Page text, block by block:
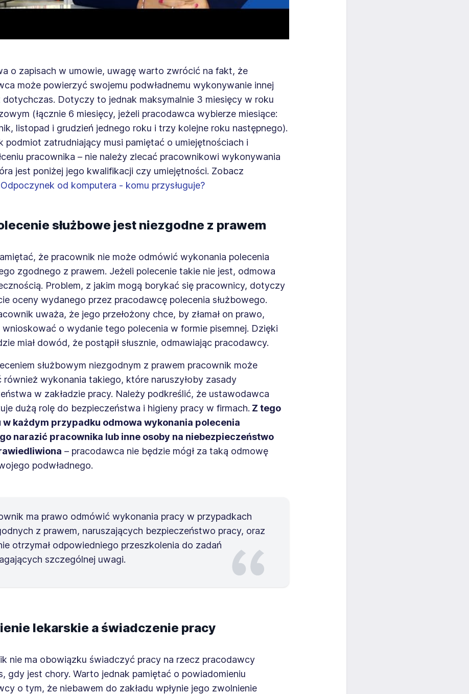
o zapisach w umowie, uwagę warto zwrócić na fakt, że
może powierzyć swojemu podwładnemu wykonywanie innej
dotychczas. Dotyczy to jednak maksymalnie 3 miesięcy w roku
(łącznie 6 miesięcy, jeżeli pracodawca wybierze miesiące:
listopad i grudzień jednego roku i trzy kolejne roku następnego).
podmiot zatrudniający musi pamiętać o umiejętnościach i
pracownika – nie należy zlecać pracownikowi wykonywania
jest poniżej jego kwalifikacji czy umiejętności. Zobacz
Odpoczynek od komputera - komu przysługuje?
służbowe jest niezgodne z prawem
że pracownik nie może odmówić wykonania polecenia
zgodnego z prawem. Jeżeli polecenie takie nie jest, odmowa
Problem, z jakim mogą borykać się pracownicy, dotyczy
oceny wydanego przez pracodawcę polecenia służbowego.
uważa, że jego przełożony chce, by złamał on prawo,
wnioskować o wydanie tego polecenia w formie pisemnej. Dzięki
miał dowód, że postąpił słusznie, odmawiając pracodawcy.
służbowym niezgodnym z prawem pracownik może
również wykonania takiego, które naruszyłoby zasady
w zakładzie pracy. Należy podkreślić, że ustawodawca
dużą rolę do bezpieczeństwa i higieny pracy w firmach. Z tego
w każdym przypadku odmowa wykonania polecenia
narazić pracownika lub inne osoby na niebezpieczeństwo
– pracodawca nie będzie mógł za taką odmowę
podwładnego.
ma prawo odmówić wykonania pracy w przypadkach
z prawem, naruszających bezpieczeństwo pracy, oraz
otrzymał odpowiedniego przeszkolenia do zadań
szczególnej uwagi.
lekarskie a świadczenie pracy
nie ma obowiązku świadczyć pracy na rzecz pracodawcy
gdy jest chory. Warto jednak pamiętać o powiadomieniu
o tym, że niebawem do zakładu wpłynie jego zwolnienie